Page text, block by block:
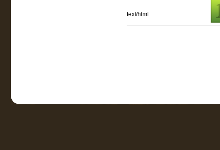
text/html